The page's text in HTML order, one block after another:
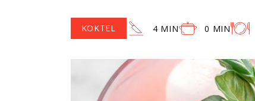
KOKTEL 4 MIN 0 MIN